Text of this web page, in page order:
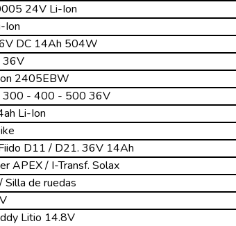
24V Li-Ion
Ion
DC 14Ah 504W
36V
2405EBW
300 - 400 - 500 36V
Li-Ion
D11 / D21. 36V 14Ah
APEX / I-Transf. Solax
Silla de ruedas
Litio 14.8V